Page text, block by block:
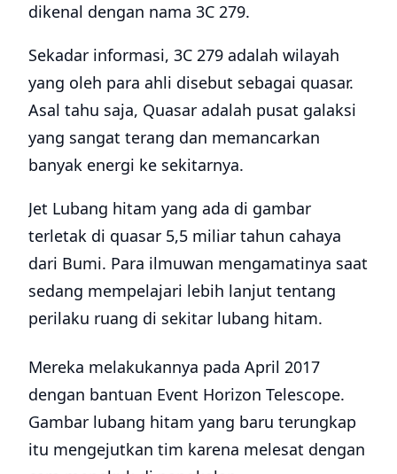
dikenal dengan nama 3C 279.
Sekadar informasi, 3C 279 adalah wilayah
yang oleh para ahli disebut sebagai quasar.
Asal tahu saja, Quasar adalah pusat galaksi
yang sangat terang dan memancarkan
banyak energi ke sekitarnya.
Jet Lubang hitam yang ada di gambar
terletak di quasar 5,5 miliar tahun cahaya
dari Bumi. Para ilmuwan mengamatinya saat
sedang mempelajari lebih lanjut tentang
perilaku ruang di sekitar lubang hitam.
Mereka melakukannya pada April 2017
dengan bantuan Event Horizon Telescope.
Gambar lubang hitam yang baru terungkap
itu mengejutkan tim karena melesat dengan